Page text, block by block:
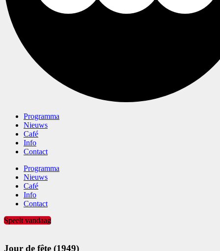
Programma
Nieuws
Café
Info
Contact
Programma
Nieuws
Café
Info
Contact
Speelt vandaag
Jour de fête (1949)